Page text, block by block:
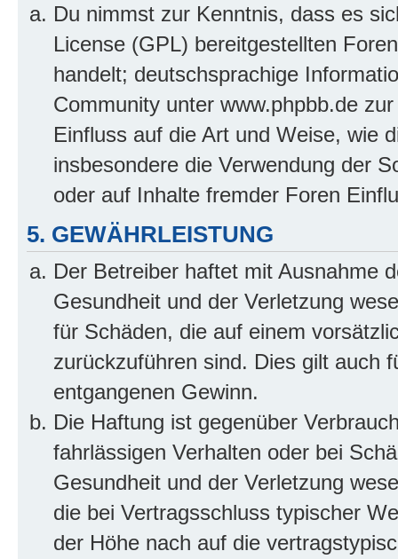
Du nimmst zur Kenntnis, dass es
License (GPL) bereitgestellten
handelt; deutschsprachige
Community unter www.phpbb.de
Einfluss auf die Art und Weise, wie
insbesondere die Verwendung der
oder auf Inhalte fremder Foren
5. GEWÄHRLEISTUNG
Der Betreiber haftet mit Ausnahme
Gesundheit und der Verletzung
für Schäden, die auf einem
zurückzuführen sind. Dies gilt auch
entgangenen Gewinn.
Die Haftung ist gegenüber
fahrlässigen Verhalten oder bei
Gesundheit und der Verletzung
die bei Vertragsschluss typischer
der Höhe nach auf die